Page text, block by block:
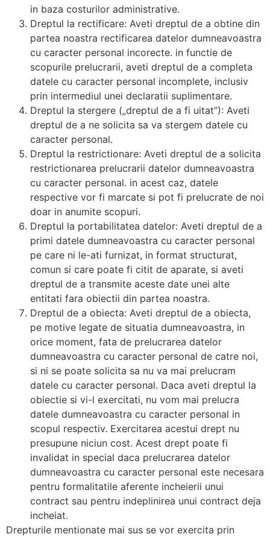
in baza costurilor administrative.
Dreptul la rectificare: Aveti dreptul de a obtine din
partea noastra rectificarea datelor dumneavoastra
cu caracter personal incorecte. in functie de
scopurile prelucrarii, aveti dreptul de a completa
datele cu caracter personal incomplete, inclusiv
prin intermediul unei declaratii suplimentare.
Dreptul la stergere („dreptul de a fi uitat”): Aveti
dreptul de a ne solicita sa va stergem datele cu
caracter personal.
Dreptul la restrictionare: Aveti dreptul de a solicita
restrictionarea prelucrarii datelor dumneavoastra
cu caracter personal. in acest caz, datele
respective vor fi marcate si pot fi prelucrate de noi
doar in anumite scopuri.
Dreptul la portabilitatea datelor: Aveti dreptul de a
primi datele dumneavoastra cu caracter personal
pe care ni le-ati furnizat, in format structurat,
comun si care poate fi citit de aparate, si aveti
dreptul de a transmite aceste date unei alte
entitati fara obiectii din partea noastra.
Dreptul de a obiecta: Aveti dreptul de a obiecta,
pe motive legate de situatia dumneavoastra, in
orice moment, fata de prelucrarea datelor
dumneavoastra cu caracter personal de catre noi,
si ni se poate solicita sa nu va mai prelucram
datele cu caracter personal. Daca aveti dreptul la
obiectie si vi-l exercitati, nu vom mai prelucra
datele dumneavoastra cu caracter personal in
scopul respectiv. Exercitarea acestui drept nu
presupune niciun cost. Acest drept poate fi
invalidat in special daca prelucrarea datelor
dumneavoastra cu caracter personal este necesara
pentru formalitatile aferente incheierii unui
contract sau pentru indeplinirea unui contract deja
incheiat.
Drepturile mentionate mai sus se vor exercita prin